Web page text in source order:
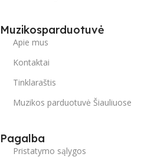
Muzikosparduotuvė
Apie mus
Kontaktai
Tinklaraštis
Muzikos parduotuvė Šiauliuose
Pagalba
Pristatymo sąlygos